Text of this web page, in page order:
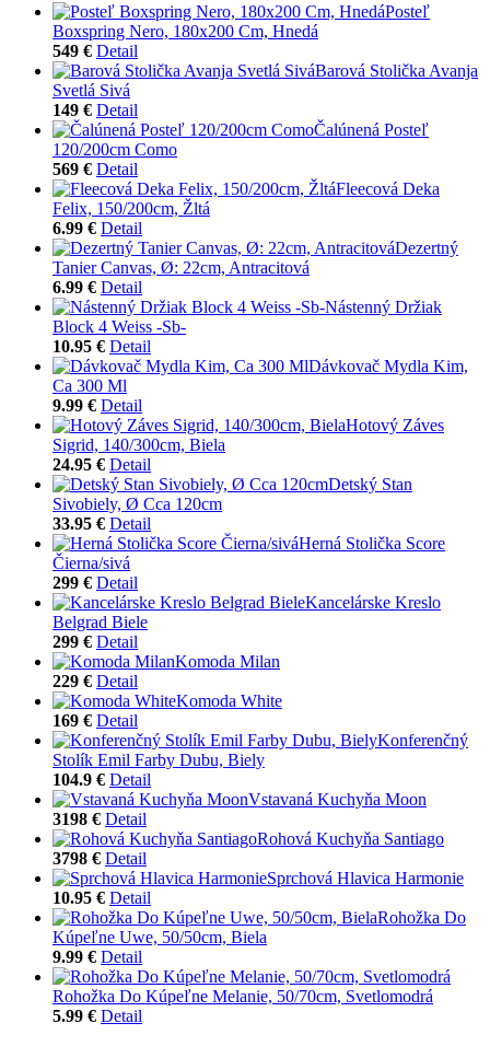
Posteľ
Boxspring Nero, 180x200 Cm, Hnedá
549 € Detail
Barová Stolička Avanja
Svetlá Sivá
149 € Detail
Čalúnená Posteľ
120/200cm Como
569 € Detail
Fleecová Deka
Felix, 150/200cm, Žltá
6.99 € Detail
Dezertný
Tanier Canvas, Ø: 22cm, Antracitová
6.99 € Detail
Nástenný Držiak
Block 4 Weiss -Sb-
10.95 € Detail
Dávkovač Mydla Kim,
Ca 300 Ml
9.99 € Detail
Hotový Záves
Sigrid, 140/300cm, Biela
24.95 € Detail
Detský Stan
Sivobiely, Ø Cca 120cm
33.95 € Detail
Herná Stolička Score
Čierna/sivá
299 € Detail
Kancelárske Kreslo
Belgrad Biele
299 € Detail
Komoda Milan
229 € Detail
Komoda White
169 € Detail
Konferenčný
Stolík Emil Farby Dubu, Biely
104.9 € Detail
Vstavaná Kuchyňa Moon
3198 € Detail
Rohová Kuchyňa Santiago
3798 € Detail
Sprchová Hlavica Harmonie
10.95 € Detail
Rohožka Do
Kúpeľne Uwe, 50/50cm, Biela
9.99 € Detail
Rohožka Do Kúpeľne Melanie, 50/70cm, Svetlomodrá
5.99 € Detail